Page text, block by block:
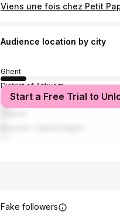
Viens une fois chez Petit
Audience location by city
Ghent
District of Antwerp
Aalst
Start a Free Trial to
Fake followers